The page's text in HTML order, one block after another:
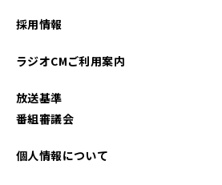
採用情報
ラジオCMご利用案内
放送基準
番組審議会
個人情報について